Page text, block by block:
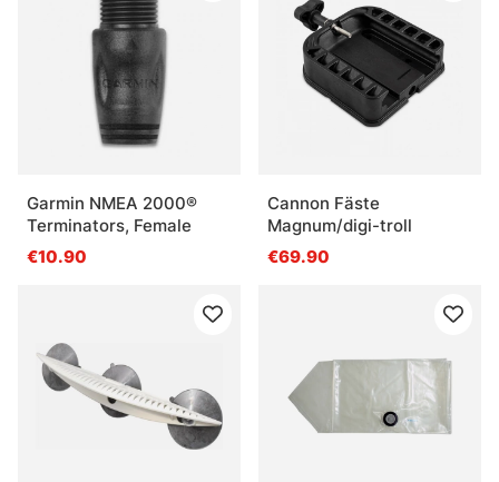
Garmin NMEA 2000®
Terminators, Female
€10.90
Cannon Fäste
Magnum/digi-troll
€69.90